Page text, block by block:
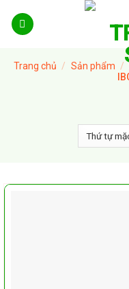
Trang chủ / Sản phẩm /